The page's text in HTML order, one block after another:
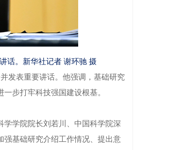
话。新华社记者 谢环驰 摄
发表重要讲话。他强调，基础研究
步打牢科技强国建设根基。
学院院长刘若川、中国科学院深
强基础研究介绍工作情况、提出意